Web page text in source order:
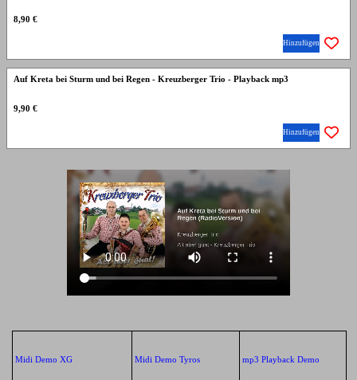
8,90 €
Hinzufügen
Auf Kreta bei Sturm und bei Regen - Kreuzberger Trio - Playback mp3
9,90 €
Hinzufügen
Midi Demo XG Midi Demo Tyros mp3 Playback Demo